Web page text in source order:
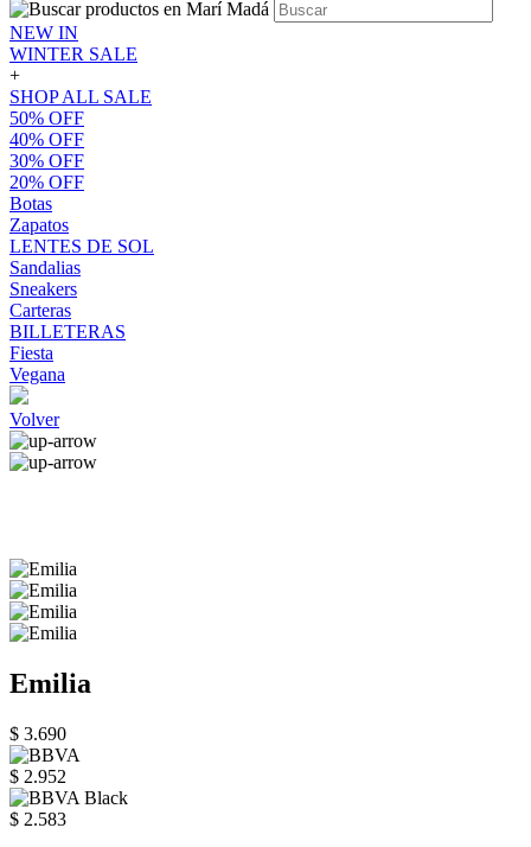
NEW IN
WINTER SALE
+
SHOP ALL SALE
50% OFF
40% OFF
30% OFF
20% OFF
Botas
Zapatos
LENTES DE SOL
Sandalias
Sneakers
Carteras
BILLETERAS
Fiesta
Vegana
Volver
Emilia
$ 3.690
$ 2.952
$ 2.583